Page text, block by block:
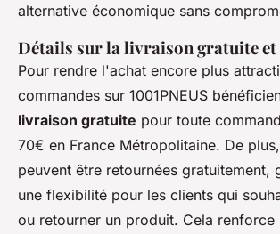
alternative économique sans
Détails sur la livraison gratuite
Pour rendre l'achat encore plus
commandes sur 1001PNEUS
livraison gratuite pour toute
70€ en France Métropolitaine. De
peuvent être retournées gratuitement,
une flexibilité pour les clients qui
ou retourner un produit. Cela renforce